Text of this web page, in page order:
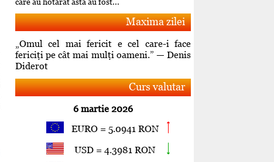
Maxima zilei
„Omul cel mai fericit e cel care-i face
fericiţi pe cât mai mulţi oameni.” — Denis
Diderot
Curs valutar
6 martie 2026
EURO = 5.0941 RON
USD = 4.3981 RON